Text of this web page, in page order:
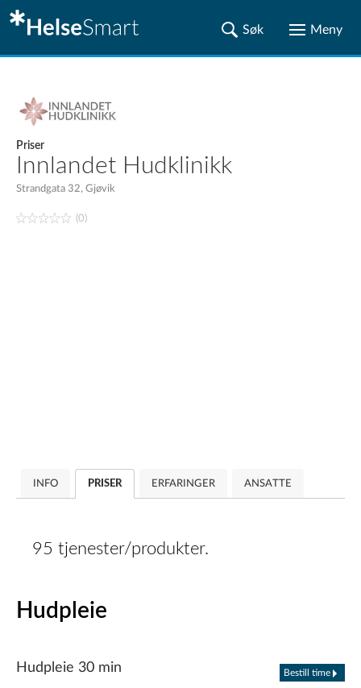
Priser
Innlandet Hudklinikk
Strandgata 32, Gjøvik
(0)
INFO PRISER ERFARINGER ANSATTE
95 tjenester/produkter.
Hudpleie
Hudpleie 30 min Bestill time